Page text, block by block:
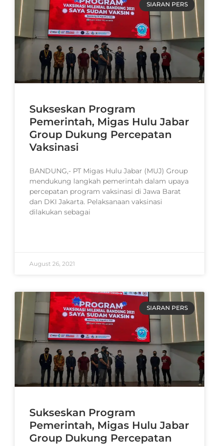
SIARAN PERS
Sukseskan Program
Pemerintah, Migas Hulu Jabar
Group Dukung Percepatan
Vaksinasi
BANDUNG,- PT Migas Hulu Jabar (MUJ) Group
mendukung langkah pemerintah dalam upaya
percepatan program vaksinasi di Jawa Barat
dan DKI Jakarta. Pelaksanaan vaksinasi
dilakukan sebagai
August 26, 2021
SIARAN PERS
Sukseskan Program
Pemerintah, Migas Hulu Jabar
Group Dukung Percepatan